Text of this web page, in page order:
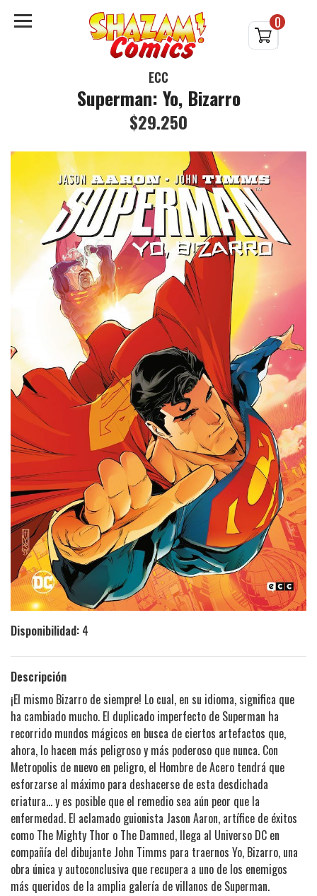
0
ECC
Superman: Yo, Bizarro
$29.250
Disponibilidad: 4
Descripción
¡El mismo Bizarro de siempre! Lo cual, en su idioma, significa que
ha cambiado mucho. El duplicado imperfecto de Superman ha
recorrido mundos mágicos en busca de ciertos artefactos que,
ahora, lo hacen más peligroso y más poderoso que nunca. Con
Metropolis de nuevo en peligro, el Hombre de Acero tendrá que
esforzarse al máximo para deshacerse de esta desdichada
criatura... y es posible que el remedio sea aún peor que la
enfermedad. El aclamado guionista Jason Aaron, artífice de éxitos
como The Mighty Thor o The Damned, llega al Universo DC en
compañía del dibujante John Timms para traernos Yo, Bizarro, una
obra única y autoconclusiva que recupera a uno de los enemigos
más queridos de la amplia galería de villanos de Superman.